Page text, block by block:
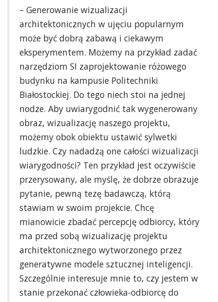
– Generowanie wizualizacji
architektonicznych w ujęciu popularnym
może być dobrą zabawą i ciekawym
eksperymentem. Możemy na przykład zadać
narzędziom SI zaprojektowanie różowego
budynku na kampusie Politechniki
Białostockiej. Do tego niech stoi na jednej
nodze. Aby uwiarygodnić tak wygenerowany
obraz, wizualizację naszego projektu,
możemy obok obiektu ustawić sylwetki
ludzkie. Czy nadadzą one całości wizualizacji
wiarygodności? Ten przykład jest oczywiście
przerysowany, ale myślę, że dobrze obrazuje
pytanie, pewną tezę badawczą, którą
stawiam w swoim projekcie. Chcę
mianowicie zbadać percepcję odbiorcy, który
ma przed sobą wizualizację projektu
architektonicznego wytworzonego przez
generatywne modele sztucznej inteligencji.
Szczególnie interesuje mnie to, czy jestem w
stanie przekonać człowieka-odbiorcę do